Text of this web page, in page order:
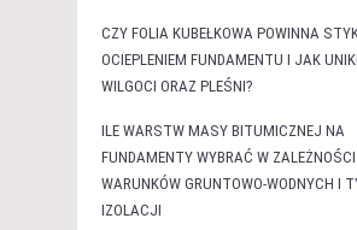
CZY FOLIA KUBEŁKOWA POWINNA
OCIEPLENIEM FUNDAMENTU I JAK
WILGOCI ORAZ PLEŚNI?
ILE WARSTW MASY BITUMICZNEJ NA
FUNDAMENTY WYBRAĆ W ZALEŻNOŚCI
WARUNKÓW GRUNTOWO-WODNYCH I
IZOLACJI